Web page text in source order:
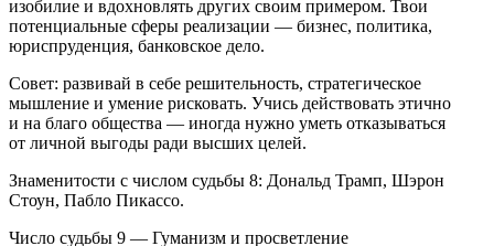
изобилие и вдохновлять других своим примером. Твои
потенциальные сферы реализации — бизнес, политика,
юриспруденция, банковское дело.
Совет: развивай в себе решительность, стратегическое
мышление и умение рисковать. Учись действовать этично
и на благо общества — иногда нужно уметь отказываться
от личной выгоды ради высших целей.
Знаменитости с числом судьбы 8: Дональд Трамп, Шэрон
Стоун, Пабло Пикассо.
Число судьбы 9 — Гуманизм и просветление